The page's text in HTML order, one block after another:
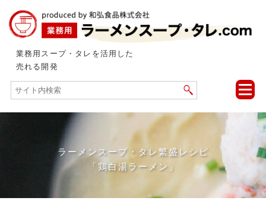
業務用スープ・タレを活用した
売れる開発
toggle
ラーメンスープ・タレ繁盛レシピ
「鶏白湯ラーメン」